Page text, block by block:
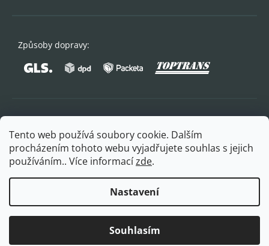
Tento web používá soubory cookie. Dalším
procházením tohoto webu vyjadřujete souhlas s jejich
používáním.. Více informacízde.
Nastavení
Souhlasím
Způsoby dopravy:
Vytvořil Shoptet Premium
Copyright 2026FITPLUS. Všechna práva vyhrazena.